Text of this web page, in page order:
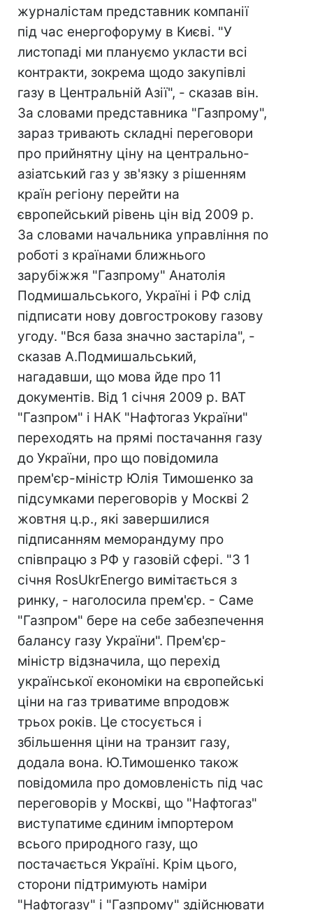
журналістам представник компанії
під час енергофоруму в Києві. "У
листопаді ми плануємо укласти всі
контракти, зокрема щодо закупівлі
газу в Центральній Азії", - сказав він.
За словами представника "Газпрому",
зараз тривають складні переговори
про прийнятну ціну на центрально-
азіатський газ у зв'язку з рішенням
країн регіону перейти на
європейський рівень цін від 2009 р.
За словами начальника управління по
роботі з країнами ближнього
зарубіжжя "Газпрому" Анатолія
Подмишальського, Україні і РФ слід
підписати нову довгострокову газову
угоду. "Вся база значно застаріла", -
сказав А.Подмишальський,
нагадавши, що мова йде про 11
документів. Від 1 січня 2009 р. ВАТ
"Газпром" і НАК "Нафтогаз України"
переходять на прямі постачання газу
до України, про що повідомила
прем'єр-міністр Юлія Тимошенко за
підсумками переговорів у Москві 2
жовтня ц.р., які завершилися
підписанням меморандуму про
співпрацю з РФ у газовій сфері. "З 1
січня RosUkrEnergo вимітається з
ринку, - наголосила прем'єр. - Саме
"Газпром" бере на себе забезпечення
балансу газу України". Прем'єр-
міністр відзначила, що перехід
української економіки на європейські
ціни на газ триватиме впродовж
трьох років. Це стосується і
збільшення ціни на транзит газу,
додала вона. Ю.Тимошенко також
повідомила про домовленість під час
переговорів у Москві, що "Нафтогаз"
виступатиме єдиним імпортером
всього природного газу, що
постачається Україні. Крім цього,
сторони підтримують наміри
"Нафтогазу" і "Газпрому" здійснювати